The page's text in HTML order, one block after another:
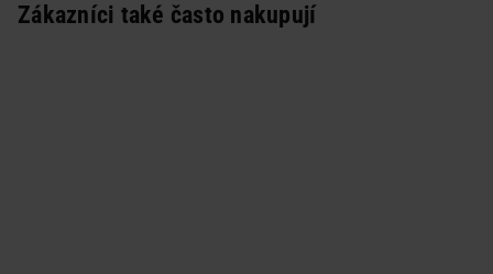
Zákazníci také často nakupují